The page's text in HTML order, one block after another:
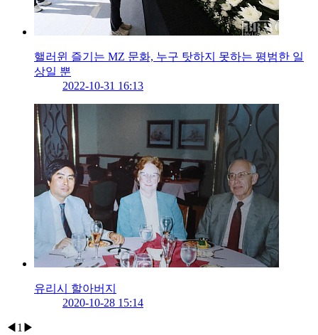
핼러윈 즐기는 MZ 문화, 누구 탓하지 못하는 평범한 일
상일 뿐
2022-10-31 16:13
유리시 할아버지
2020-10-28 15:14
◀ 1 ▶